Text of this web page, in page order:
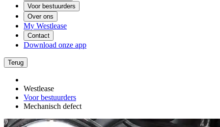
Voor bestuurders
Over ons
My Westlease
Contact
Download onze app
Terug
Westlease
Voor bestuurders
Mechanisch defect